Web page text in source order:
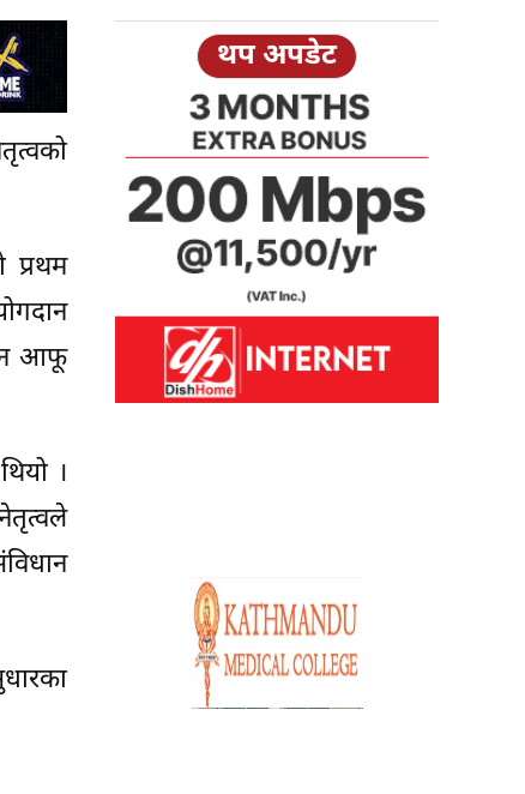
प्रथम
आफू
।
थप अपडेट